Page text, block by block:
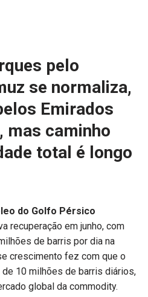
pelo
se normaliza,
Emirados
mas caminho
total é longo
do Golfo Pérsico
recuperação em junho, com
de barris por dia na
crescimento fez com que o
10 milhões de barris diários,
global da commodity.